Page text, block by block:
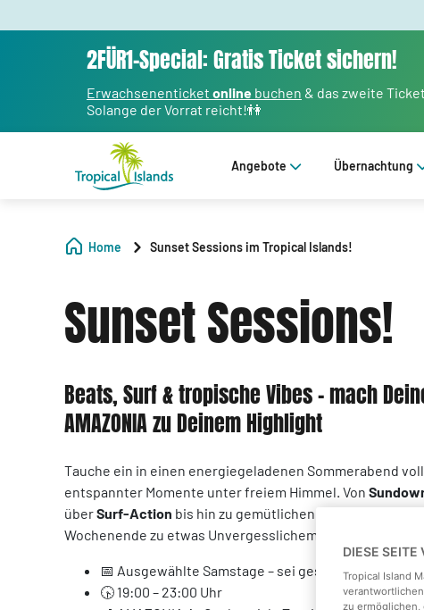
2FÜR1-Special: Gratis Ticket sichern!
Erwachsenenticket online buchen & das zweite Ticket
Solange der Vorrat reicht!👫
Angebote Übernachtung
Home Sunset Sessions im Tropical Islands!
Sunset Sessions!
Beats, Surf & tropische Vibes – mach
AMAZONIA zu Deinem Highlight
Tauche ein in einen energiegeladenen Sommerabend
entspannter Momente unter freiem Himmel. Von
überSurf-Action bis hin zu gemütlichen Chill-out-Spots
Wochenende zu etwas Unvergesslichem.
📅 Ausgewählte Samstage – sei gespannt!
🕟 19:00 – 23:00 Uhr
DIESE SEITE
Tropical Island
zu ermöglichen,